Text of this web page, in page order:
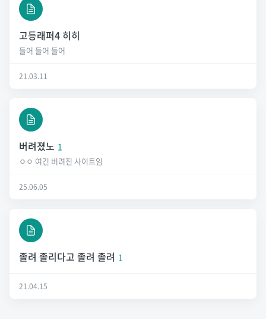
고등래퍼4 히히
들어 들어 들어
21.03.11
버려졌노 1
ㅇㅇ 여긴 버려진 사이트임
25.06.05
졸려 졸리다고 졸려 졸려 1
21.04.15